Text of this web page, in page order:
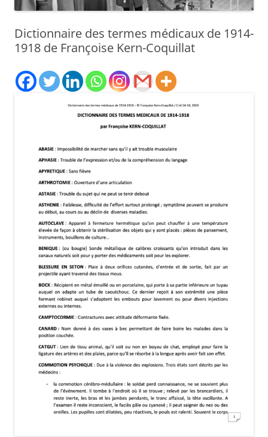
Dictionnaire des termes médicaux de 1914-
1918 de Françoise Kern-Coquillat